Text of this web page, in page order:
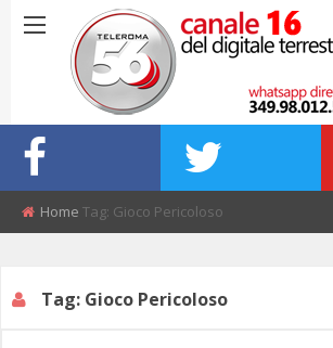
Home Tag: Gioco Pericoloso
Tag: Gioco Pericoloso